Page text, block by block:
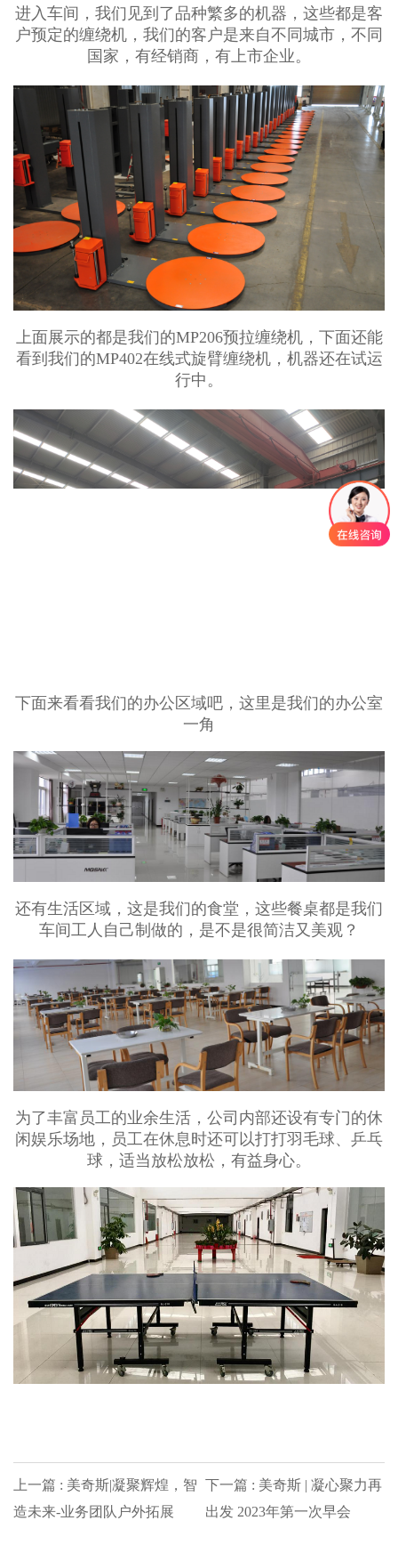
进入车间，我们见到了品种繁多的机器，这些都是客
户预定的缠绕机，我们的客户是来自不同城市，不同
国家，有经销商，有上市企业。
上面展示的都是我们的MP206预拉缠绕机，下面还能
看到我们的MP402在线式旋臂缠绕机，机器还在试运
行中。
下面来看看我们的办公区域吧，这里是我们的办公室
一角
还有生活区域，这是我们的食堂，这些餐桌都是我们
车间工人自己制做的，是不是很简洁又美观？
为了丰富员工的业余生活，公司内部还设有专门的休
闲娱乐场地，员工在休息时还可以打打羽毛球、乒乓
球，适当放松放松，有益身心。
上一篇 : 美奇斯|凝聚辉煌，智
造未来-业务团队户外拓展
下一篇 : 美奇斯 | 凝心聚力再
出发 2023年第一次早会